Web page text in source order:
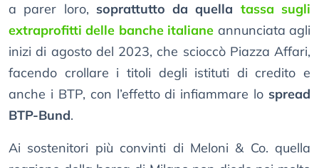
a parer loro, soprattutto da quella tassa sugli
extraprofitti delle banche italiane annunciata agli
inizi di agosto del 2023, che scioccò Piazza Affari,
facendo crollare i titoli degli istituti di credito e
anche i BTP, con l’effetto di infiammare lo spread
BTP-Bund.
Ai sostenitori più convinti di Meloni & Co. quella